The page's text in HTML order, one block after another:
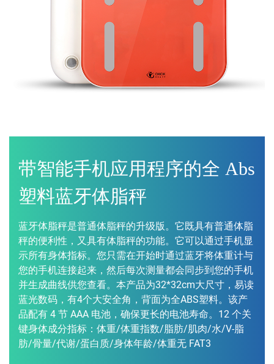
带智能手机应用程序的全 Abs
塑料蓝牙体脂秤
蓝牙体脂秤是普通体脂秤的升级版。它既具有普通体脂
秤的便利性，又具有体脂秤的功能。它可以通过手机显
示所有身体指标。您只需在开始时通过蓝牙将体重计与
您的手机连接起来，然后每次测量都会同步到您的手机
并生成曲线供您查看。本产品为32*32cm大尺寸，易读
蓝光数码，有4个大安全角，背面为全ABS塑料。该产
品配有 4 节 AAA 电池，确保更长的电池寿命。12 个关
键身体成分指标：体重/体重指数/脂肪/肌肉/水/V-脂
肪/骨量/代谢/蛋白质/身体年龄/体重无 FAT3